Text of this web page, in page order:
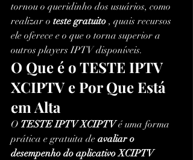
tornou o queridinho dos usuários, como
realizar o teste gratuito , quais recursos
ele oferece e o que o torna superior a
outros players IPTV disponíveis.
O Que é o TESTE IPTV
XCIPTV e Por Que Está
em Alta
O TESTE IPTV XCIPTV é uma forma
prática e gratuita de avaliar o
desempenho do aplicativo XCIPTV